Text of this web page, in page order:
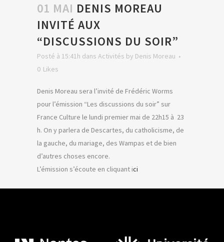
01 MAI DENIS MOREAU
INVITÉ AUX
“DISCUSSIONS DU SOIR”
Posté à 15:41h dans Activités by Denis Moreau
0 Likes
Denis Moreau sera l’invité de Frédéric Worms
pour l’émission “Les discussions du soir” sur
France Culture le lundi premier mai de 22h15 à 23
h. On y parlera de Descartes, du catholicisme, de
la gauche, du mariage, des Wampas et de bien
d’autres choses encore.
L’émission s’écoute en cliquant ici